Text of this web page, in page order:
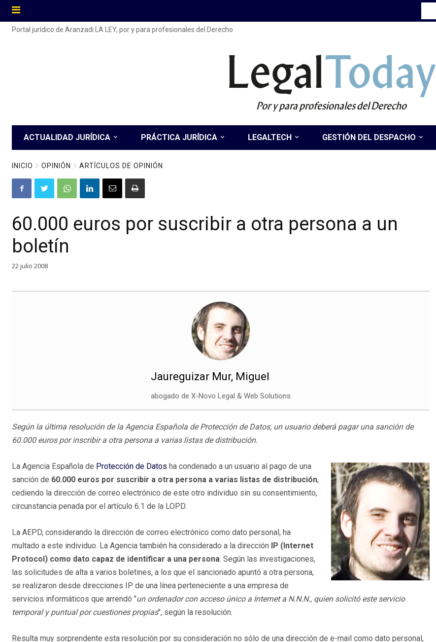
Portal jurídico de Aranzadi LA LEY, por y para profesionales del Derecho
LegalToday
Por y para profesionales del Derecho
ACTUALIDAD JURÍDICA PRÁCTICA JURÍDICA LEGALTECH GESTIÓN DEL DESPACHO
INICIO OPINIÓN ARTÍCULOS DE OPINIÓN
60.000 euros por suscribir a otra persona a un
boletín
22 julio 2008
Jaureguizar Mur, Miguel
abogado de X-Novo Legal & Web Solutions
Según la última resolución de la Agencia Española de Protección de Datos, un usuario deberá pagar una sanción de
60.000 euros por inscribir a otra persona a varias listas de distribución.
La Agencia Española de Protección de Datos ha condenado a un usuario al pago de una
sanción de 60.000 euros por suscribir a otra persona a varias listas de distribución,
cediendo la dirección de correo electrónico de este otro individuo sin su consentimiento,
circunstancia penada por el artículo 6.1 de la LOPD.
La AEPD, considerando la dirección de correo electrónico como dato personal, ha
multado a este individuo. La Agencia también ha considerado a la dirección IP (Internet
Protocol) como dato capaz de identificar a una persona. Según las investigaciones,
las solicitudes de alta a varios boletines, a los que el sancionado apuntó a otra persona,
se realizaron desde direcciones IP de una línea perteneciente a una empresa de
servicios informáticos que arrendó "un ordenador con acceso único a Internet a N.N.N., quien solicitó este servicio
temporal y puntual por cuestiones propias", según la resolución.
Resulta muy sorprendente esta resolución por su consideración no sólo de una dirección de e-mail como dato personal,